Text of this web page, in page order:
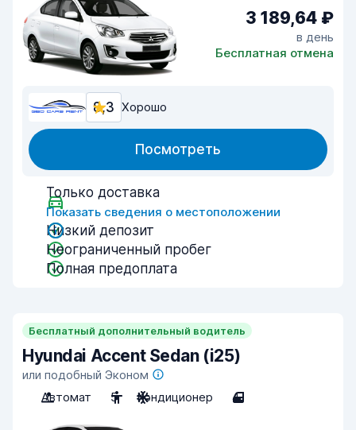
3 189,64 ₽
в день
Бесплатная отмена
8,3 Хорошо
Посмотреть
Только доставка
Показать сведения о местоположении
Низкий депозит
Неограниченный пробег
Полная предоплата
Бесплатный дополнительный водитель
Hyundai Accent Sedan (i25)
или подобный Эконом
Автомат
5 Кондиционер 4